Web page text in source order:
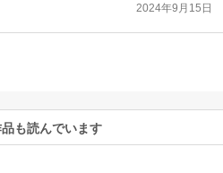
2024年9月15日
も読んでいます